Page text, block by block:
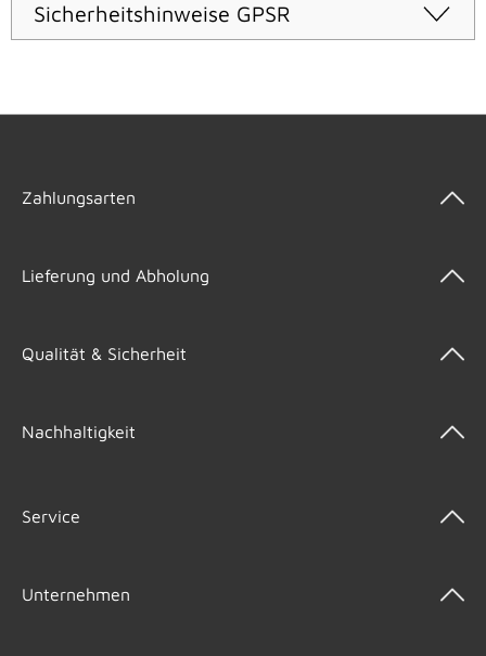
Sicherheitshinweise GPSR
Zahlungsarten
Lieferung und Abholung
Qualität & Sicherheit
Nachhaltigkeit
Service
Unternehmen